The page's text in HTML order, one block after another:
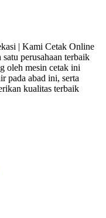
| Kami Cetak Online
perusahaan terbaik
oleh mesin cetak ini
pada abad ini, serta
kualitas terbaik